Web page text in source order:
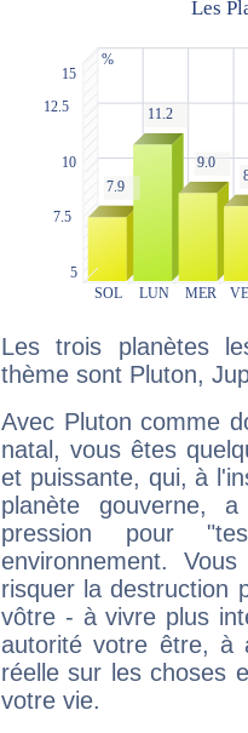
Les trois planètes
thème sont Pluton,
Avec Pluton comme
natal, vous êtes
et puissante, qui, à
planète gouverne,
pression pour
environnement.
risquer la destruction
vôtre - à vivre plus
autorité votre être, à
réelle sur les choses
votre vie.